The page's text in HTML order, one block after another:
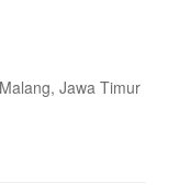
Jawa Timur